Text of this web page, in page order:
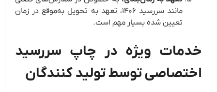
مانند سررسید۱۴۰۶، تعهد به تحویل به‌موقع در زمان
تعیین شده بسیار مهم است.
خدمات ویژه در چاپ سررسید
اختصاصی توسط تولید کنندگان